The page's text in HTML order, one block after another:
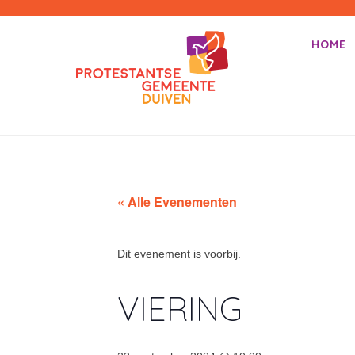
Primair
Spring
HOME
« Alle Evenementen
Dit evenement is voorbij.
VIERING